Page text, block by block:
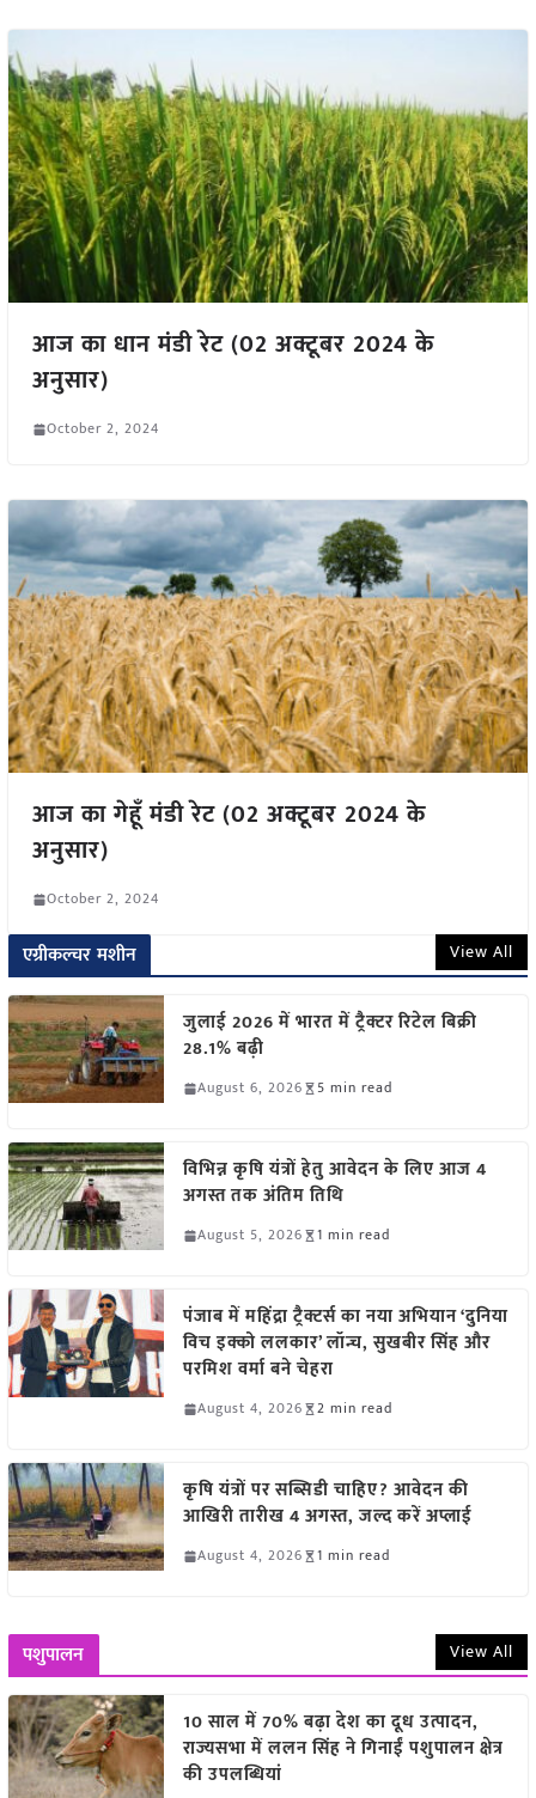
आज का धान मंडी रेट (02 अक्टूबर 2024 के
अनुसार)
October 2, 2024
आज का गेहूँ मंडी रेट (02 अक्टूबर 2024 के
अनुसार)
October 2, 2024
एग्रीकल्चर मशीन View All
जुलाई 2026 में भारत में ट्रैक्टर रिटेल बिक्री
28.1% बढ़ी
August 6, 2026 5 min read
विभिन्न कृषि यंत्रों हेतु आवेदन के लिए आज 4
अगस्त तक अंतिम तिथि
August 5, 2026 1 min read
पंजाब में महिंद्रा ट्रैक्टर्स का नया अभियान ‘दुनिया
विच इक्को ललकार’ लॉन्च, सुखबीर सिंह और
परमिश वर्मा बने चेहरा
August 4, 2026 2 min read
कृषि यंत्रों पर सब्सिडी चाहिए? आवेदन की
आखिरी तारीख 4 अगस्त, जल्द करें अप्लाई
August 4, 2026 1 min read
पशुपालन View All
10 साल में 70% बढ़ा देश का दूध उत्पादन,
राज्यसभा में ललन सिंह ने गिनाईं पशुपालन क्षेत्र
की उपलब्धियां